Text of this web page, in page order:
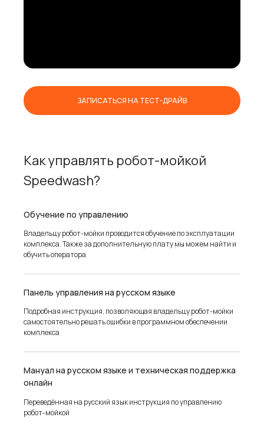
ЗАПИСАТЬСЯ НА ТЕСТ-ДРАЙВ
Как управлять робот-мойкой
Speedwash?
Обучение по управлению
Владельцу робот-мойки проводится обучение по эксплуатации
комплекса. Также за дополнительную плату мы можем найти и
обучить оператора
Панель управления на русском языке
Подробная инструкция, позволяющая владельцу робот-мойки
самостоятельно решать ошибки в программном обеспечении
комплекса
Мануал на русском языке и техническая поддержка
онлайн
Переведённая на русский язык инструкция по управлению
робот-мойкой